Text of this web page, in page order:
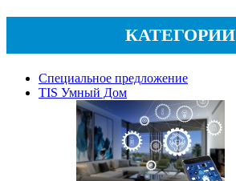
КАТЕГОРИИ
Специальное предложение
TIS Умный Дом